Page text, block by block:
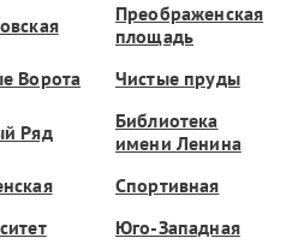
Преображенская
площадь
Ворота Чистые пруды
Ряд
Библиотека
имени Ленина
Спортивная
Юго-Западная